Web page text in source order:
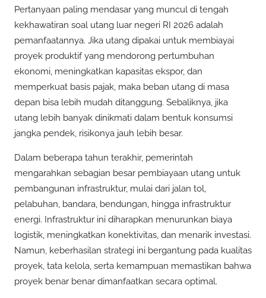
Pertanyaan paling mendasar yang muncul di tengah
kekhawatiran soal utang luar negeri RI 2026 adalah
pemanfaatannya. Jika utang dipakai untuk membiayai
proyek produktif yang mendorong pertumbuhan
ekonomi, meningkatkan kapasitas ekspor, dan
memperkuat basis pajak, maka beban utang di masa
depan bisa lebih mudah ditanggung. Sebaliknya, jika
utang lebih banyak dinikmati dalam bentuk konsumsi
jangka pendek, risikonya jauh lebih besar.
Dalam beberapa tahun terakhir, pemerintah
mengarahkan sebagian besar pembiayaan utang untuk
pembangunan infrastruktur, mulai dari jalan tol,
pelabuhan, bandara, bendungan, hingga infrastruktur
energi. Infrastruktur ini diharapkan menurunkan biaya
logistik, meningkatkan konektivitas, dan menarik investasi.
Namun, keberhasilan strategi ini bergantung pada kualitas
proyek, tata kelola, serta kemampuan memastikan bahwa
proyek benar benar dimanfaatkan secara optimal.